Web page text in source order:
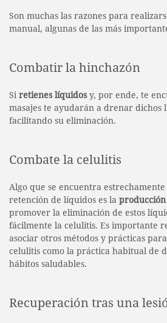
Son muchas las razones para
manual, algunas de las más
Combatir la hinchazón
Si retienes líquidosy, por ende, te
masajes te ayudarán a drenar dichos
facilitando su eliminación.
Combate la celulitis
Algo que se encuentra
retención de líquidos es la
promover la eliminación de estos
fácilmente la celulitis. Es importante
asociar otros métodos y prácticas
celulitis como la práctica habitual de
hábitos saludables.
Recuperación tras una